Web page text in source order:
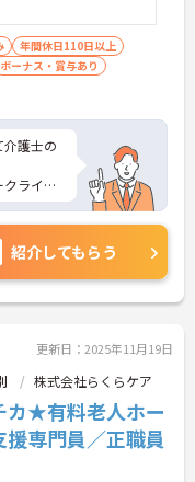
年間休日110日以上
ボーナス・賞与あり
護士の
ライフ
気が自慢
いポイ
詳細を
紹介してもらう
更新日：2025年11月19日
株式会社らくらケア
カ★有料老人ホー
専門員／正職員